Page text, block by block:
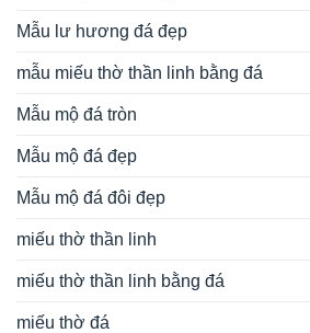
Mẫu lư hương đá đẹp
mẫu miếu thờ thần linh bằng đá
Mẫu mộ đá tròn
Mẫu mộ đá đẹp
Mẫu mộ đá đôi đẹp
miếu thờ thần linh
miếu thờ thần linh bằng đá
miếu thờ đá